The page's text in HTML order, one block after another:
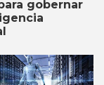
gobernar